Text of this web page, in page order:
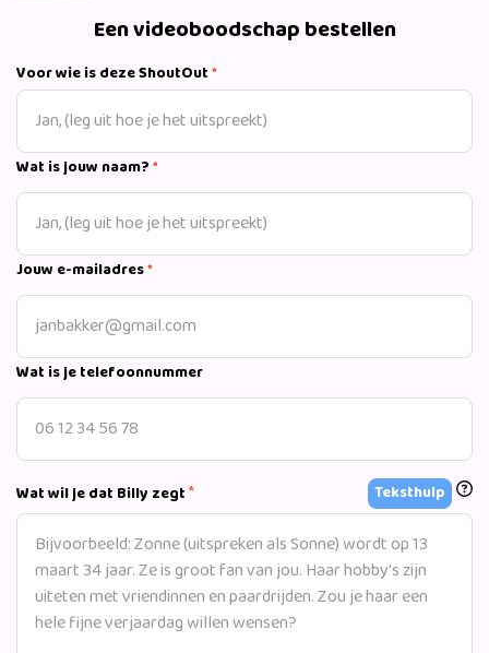
aanmoedigen of feliciteren, dan moet je bij Billy zijn!
Een videoboodschap bestellen
Voor wie is deze ShoutOut*
Wat is jouw naam?*
Jouw e-mailadres*
Wat is je telefoonnummer
Wat wil je dat Billy zegt* Teksthulp